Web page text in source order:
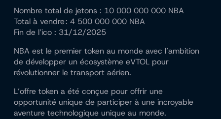
Nombre total de jetons : 10 000 000 000 NBA
Total à vendre : 4 500 000 000 NBA
Fin de l’ico : 31/12/2025
NBA est le premier token au monde avec l’ambition
de développer un écosystème eVTOL pour
révolutionner le transport aérien.
L’offre token a été conçue pour offrir une
opportunité unique de participer à une incroyable
aventure technologique unique au monde.